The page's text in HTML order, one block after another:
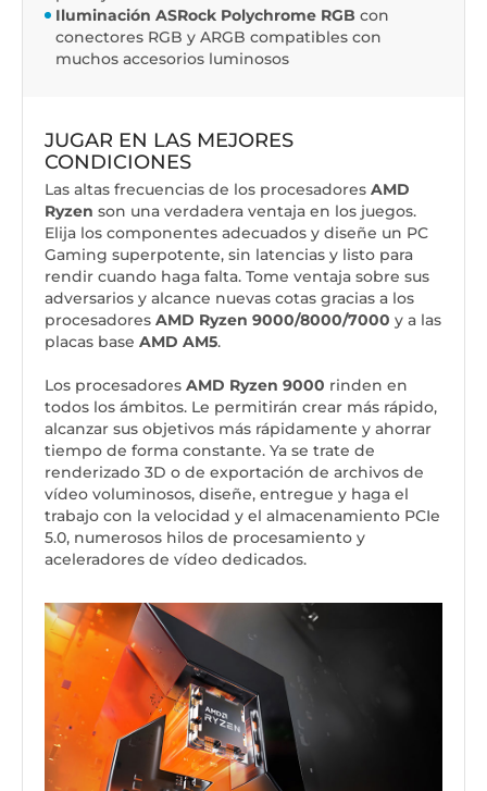
Iluminación ASRock Polychrome RGB con
conectores RGB y ARGB compatibles con
muchos accesorios luminosos
JUGAR EN LAS MEJORES
CONDICIONES
Las altas frecuencias de los procesadores AMD
Ryzen son una verdadera ventaja en los juegos.
Elija los componentes adecuados y diseñe un PC
Gaming superpotente, sin latencias y listo para
rendir cuando haga falta. Tome ventaja sobre sus
adversarios y alcance nuevas cotas gracias a los
procesadores AMD Ryzen 9000/8000/7000 y a las
placas base AMD AM5.
Los procesadores AMD Ryzen 9000 rinden en
todos los ámbitos. Le permitirán crear más rápido,
alcanzar sus objetivos más rápidamente y ahorrar
tiempo de forma constante. Ya se trate de
renderizado 3D o de exportación de archivos de
vídeo voluminosos, diseñe, entregue y haga el
trabajo con la velocidad y el almacenamiento PCIe
5.0, numerosos hilos de procesamiento y
aceleradores de vídeo dedicados.